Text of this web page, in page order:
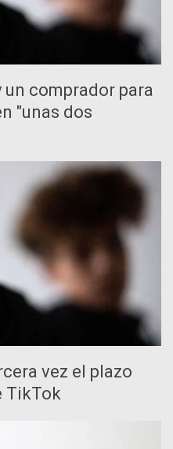
un comprador para
"unas dos
vez el plazo
TikTok